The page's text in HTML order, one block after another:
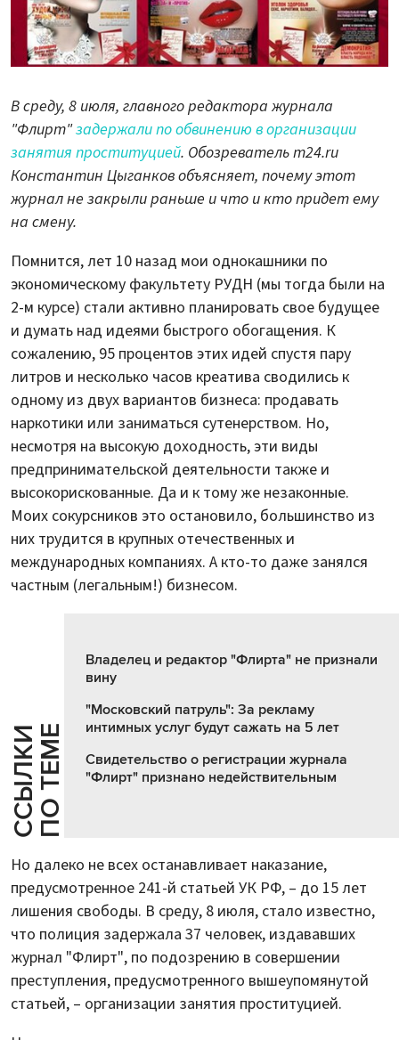
В среду, 8 июля, главного редактора журнала
"Флирт"задержали по обвинению в организации
занятия проституцией. Обозреватель m24.ru
Константин Цыганков объясняет, почему этот
журнал не закрыли раньше и что и кто придет ему
на смену.
Помнится, лет 10 назад мои однокашники по
экономическому факультету РУДН (мы тогда были на
2-м курсе) стали активно планировать свое будущее
и думать над идеями быстрого обогащения. К
сожалению, 95 процентов этих идей спустя пару
литров и несколько часов креатива сводились к
одному из двух вариантов бизнеса: продавать
наркотики или заниматься сутенерством. Но,
несмотря на высокую доходность, эти виды
предпринимательской деятельности также и
высокорискованные. Да и к тому же незаконные.
Моих сокурсников это остановило, большинство из
них трудится в крупных отечественных и
международных компаниях. А кто-то даже занялся
частным (легальным!) бизнесом.
С
С
Ы
Л
К
И
П
О
Т
Е
МЕ
Владелец и редактор "Флирта" не признали
вину
"Московский патруль": За рекламу
интимных услуг будут сажать на 5 лет
Свидетельство о регистрации журнала
"Флирт" признано недействительным
Но далеко не всех останавливает наказание,
предусмотренное 241-й статьей УК РФ, – до 15 лет
лишения свободы. В среду, 8 июля, стало известно,
что полиция задержала 37 человек, издававших
журнал "Флирт", по подозрению в совершении
преступления, предусмотренного вышеупомянутой
статьей, – организации занятия проституцией.